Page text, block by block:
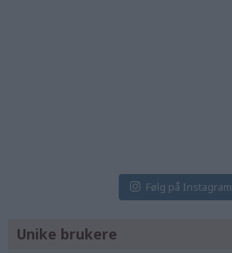
Følg på Instagram
Unike brukere